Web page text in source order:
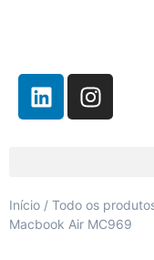
Início / Todo os
Macbook Air MC969